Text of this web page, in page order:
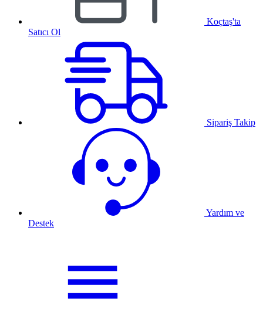
Koçtaş'ta
Satıcı Ol
Sipariş Takip
Yardım ve
Destek